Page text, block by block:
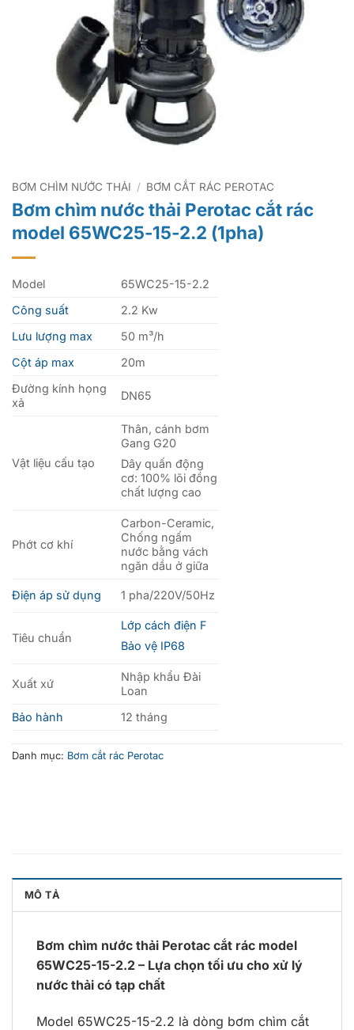
BƠM CHÌM NƯỚC THẢI / BƠM CẮT RÁC PEROTAC
Bơm chìm nước thải Perotac cắt rác
model 65WC25-15-2.2 (1pha)
Model
65WC25-15-2.2
Công suất
2.2 Kw
Lưu lượng max
50 m³/h
Cột áp max
20m
Đường kính họng
xả
DN65
Vật liệu cấu tạo
Thân, cánh bơm
Gang G20
Dây quấn động
cơ: 100% lõi đồng
chất lượng cao
Phớt cơ khí
Carbon-Ceramic,
Chống ngấm
nước bằng vách
ngăn dầu ở giữa
Điện áp sử dụng 1 pha/220V/50Hz
Tiêu chuẩn
Lớp cách điện F
Bảo vệ IP68
Xuất xứ
Nhập khẩu Đài
Loan
Bảo hành
12 tháng
Danh mục: Bơm cắt rác Perotac
MÔ TẢ
Bơm chìm nước thải Perotac cắt rác model
65WC25-15-2.2 – Lựa chọn tối ưu cho xử lý
nước thải có tạp chất
Model 65WC25-15-2.2 là dòng bơm chìm cắt